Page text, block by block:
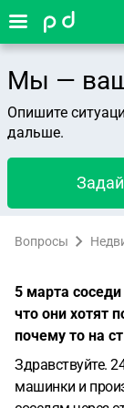
Мы — ваш
Опишите
дальше.
Вопросы
5 марта
что они хотят
почему то на
Здравствуйте.
машинки и